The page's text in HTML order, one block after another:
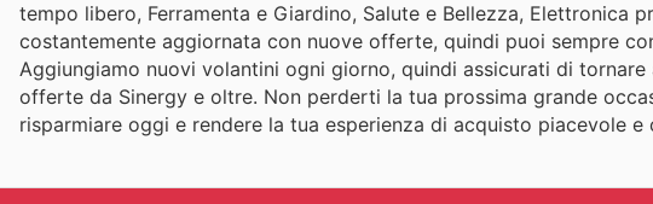
tempo libero, Ferramenta e Giardino, Salute e Bellezza,
costantemente aggiornata con nuove offerte, quindi puoi sempre
Aggiungiamo nuovi volantini ogni giorno, quindi assicurati di
offerte da Sinergy e oltre. Non perderti la tua prossima grande
risparmiare oggi e rendere la tua esperienza di acquisto piacevole e